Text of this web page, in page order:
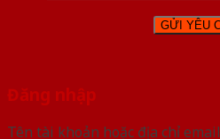
Đăng nhập
Tên tài khoản hoặc địa chỉ email